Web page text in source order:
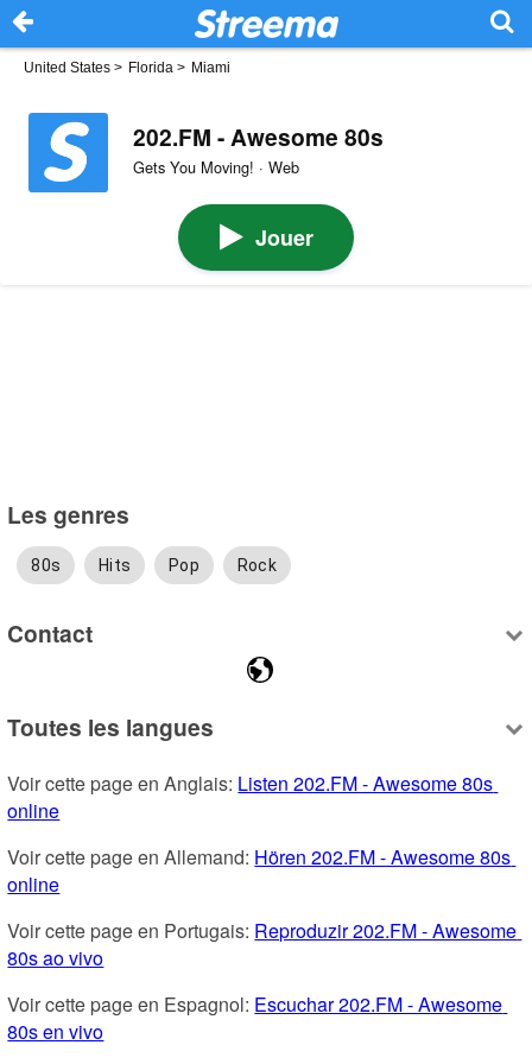
United States > Florida > Miami
202.FM - Awesome 80s
Gets You Moving! · Web
Jouer
Les genres
80s Hits Pop Rock
Contact
Toutes les langues
Voir cette page en Anglais: Listen 202.FM - Awesome 80s
online
Voir cette page en Allemand: Hören 202.FM - Awesome 80s
online
Voir cette page en Portugais: Reproduzir 202.FM - Awesome
80s ao vivo
Voir cette page en Espagnol: Escuchar 202.FM - Awesome
80s en vivo